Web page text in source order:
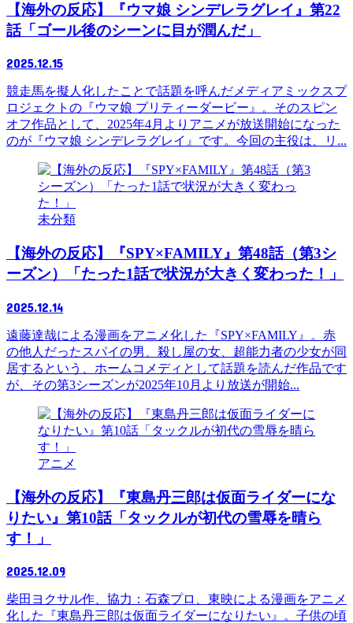
【海外の反応】『ウマ娘 シンデレラグレイ』第22
話「ゴール後のシーンに目が潤んだ」
2025.12.15
競走馬を擬人化したことで話題を呼んだメディアミックスプ
ロジェクトの『ウマ娘 プリティーダービー』。そのスピン
オフ作品として、2025年4月よりアニメが放送開始になった
のが『ウマ娘 シンデレラグレイ』です。今回の主役は、リ...
未分類
【海外の反応】『SPY×FAMILY』第48話（第3シ
ーズン）「たった1話で状況が大きく変わった！」
2025.12.14
遠藤達哉による漫画をアニメ化した『SPY×FAMILY』。赤
の他人だったスパイの男、殺し屋の女、超能力者の少女が同
居するという、ホームコメディとして話題を読んだ作品です
が、その第3シーズンが2025年10月より放送が開始...
アニメ
【海外の反応】『東島丹三郎は仮面ライダーにな
りたい』第10話「タックルが初代の雪辱を晴ら
す！」
2025.12.09
柴田ヨクサル作、協力：石森プロ、東映による漫画をアニメ
化した『東島丹三郎は仮面ライダーになりたい』。子供の頃